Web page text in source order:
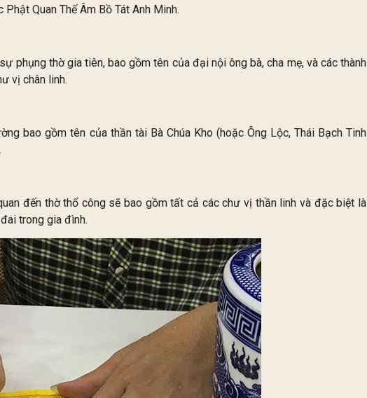
Quan Thế Âm Bồ Tát Anh Minh.
phụng thờ gia tiên, bao gồm tên của đại nội ông bà, cha mẹ, và các thành
vị chân linh.
bao gồm tên của thần tài Bà Chúa Kho (hoặc Ông Lộc, Thái Bạch Tinh
đến thờ thổ công sẽ bao gồm tất cả các chư vị thần linh và đặc biệt là
trong gia đình.